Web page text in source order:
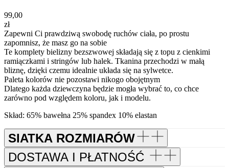
99,00
zł
Zapewni Ci prawdziwą swobodę ruchów ciała, po prostu
zapomnisz, że masz go na sobie
Te komplety bielizny bezszwowej składają się z topu z cienkimi
ramiączkami i stringów lub halek. Tkanina przechodzi w małą
bliznę, dzięki czemu idealnie układa się na sylwetce.
Paleta kolorów nie pozostawi nikogo obojętnym
Dlatego każda dziewczyna będzie mogła wybrać to, co chce
zarówno pod względem koloru, jak i modelu.
Skład: 65% bawełna 25% spandex 10% elastan
SIATKA ROZMIARÓW
DOSTAWA I PŁATNOŚĆ